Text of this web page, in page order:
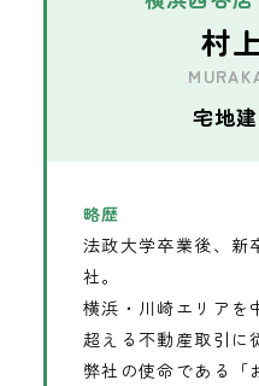
村
宅地
略歴
法政大学卒業後、新
社。
横浜・川崎エリアを
超える不動産取引に
弊社の使命である「